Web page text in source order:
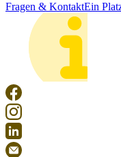
Fragen & KontaktEin